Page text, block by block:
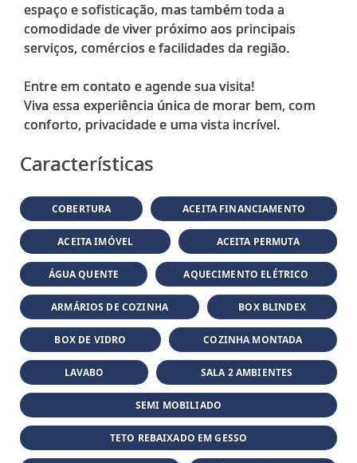
espaço e sofisticação, mas também toda a
comodidade de viver próximo aos principais
serviços, comércios e facilidades da região.
Entre em contato e agende sua visita!
Viva essa experiência única de morar bem, com
Características
COBERTURA ACEITA FINANCIAMENTO
ACEITA IMÓVEL ACEITA PERMUTA
ÁGUA QUENTE AQUECIMENTO ELÉTRICO
ARMÁRIOS DE COZINHA BOX BLINDEX
BOX DE VIDRO COZINHA MONTADA
LAVABO SALA 2 AMBIENTES
SEMI MOBILIADO
TETO REBAIXADO EM GESSO